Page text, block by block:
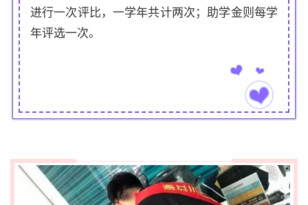
进行一次评比，一学年共计两次；助学金则每学
年评选一次。